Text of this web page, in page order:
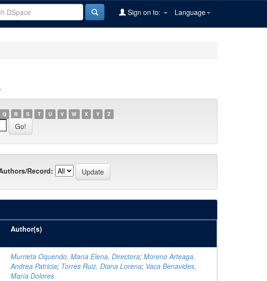
Language
Sign on to:
Q R S T U V W X Y Z
Record:
Author(s)
Murrieta Oquendo, María Elena, Directora; Moreno Arteaga,
Andrea Patricia; Torres Ruiz, Diana Lorena; Vaca Benavides,
María Dolores